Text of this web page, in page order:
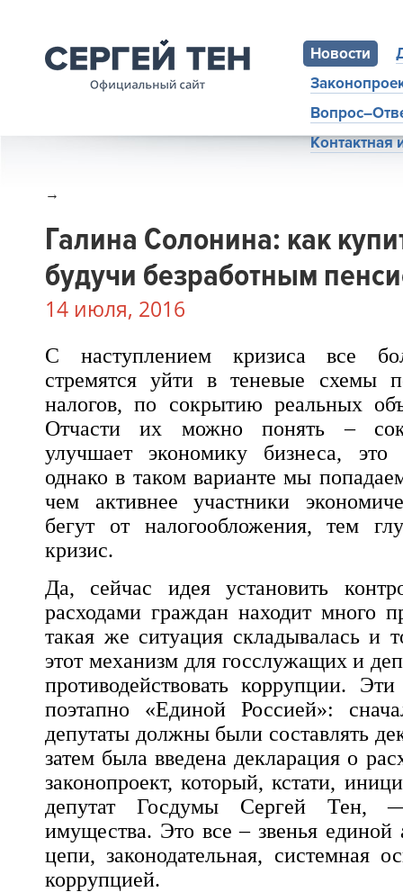
Новости
→
Галина Солонина: как
будучи безработным
14 июля, 2016
С наступлением кризиса все
стремятся уйти в теневые схемы
налогов, по сокрытию реальных
Отчасти их можно понять –
улучшает экономику бизнеса, это
однако в таком варианте мы
чем активнее участники
бегут от налогообложения, тем
кризис.
Да, сейчас идея установить
расходами граждан находит много
такая же ситуация складывалась и
этот механизм для госслужащих и
противодействовать коррупции.
поэтапно «Единой Россией»:
депутаты должны были составлять
затем была введена декларация о
законопроект, который, кстати,
депутат Госдумы Сергей Тен,
имущества. Это все – звенья единой
цепи, законодательная, системная
коррупцией.